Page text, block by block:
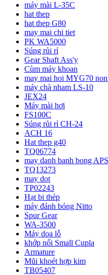
máy mài L-35C
hat thep
hat thep G80
may mai chi tiet
PK WA5000
Súng rủi rỉ
Gear Shaft Ass'y
Cùm máy khoan
may mai hoi MYG70
máy chà nham LS-10
JEX24
Máy mài hơi
FS100C
Súng rủi rỉ CH-24
ACH 16
Hat thep g40
TQ06774
may danh banh bong
TQ13273
may dot
TP02243
Hạt bi thép
máy đánh bóng Nitto
Spur Gear
WA-3500
Máy doa lỗ
khớp nối Small Cupla
Armature
Mũi khoét hợp kim
TB05407